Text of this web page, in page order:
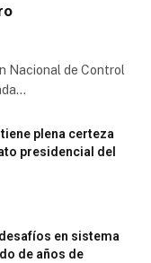
Nacional de Control
plena certeza
presidencial del
en sistema
de años de